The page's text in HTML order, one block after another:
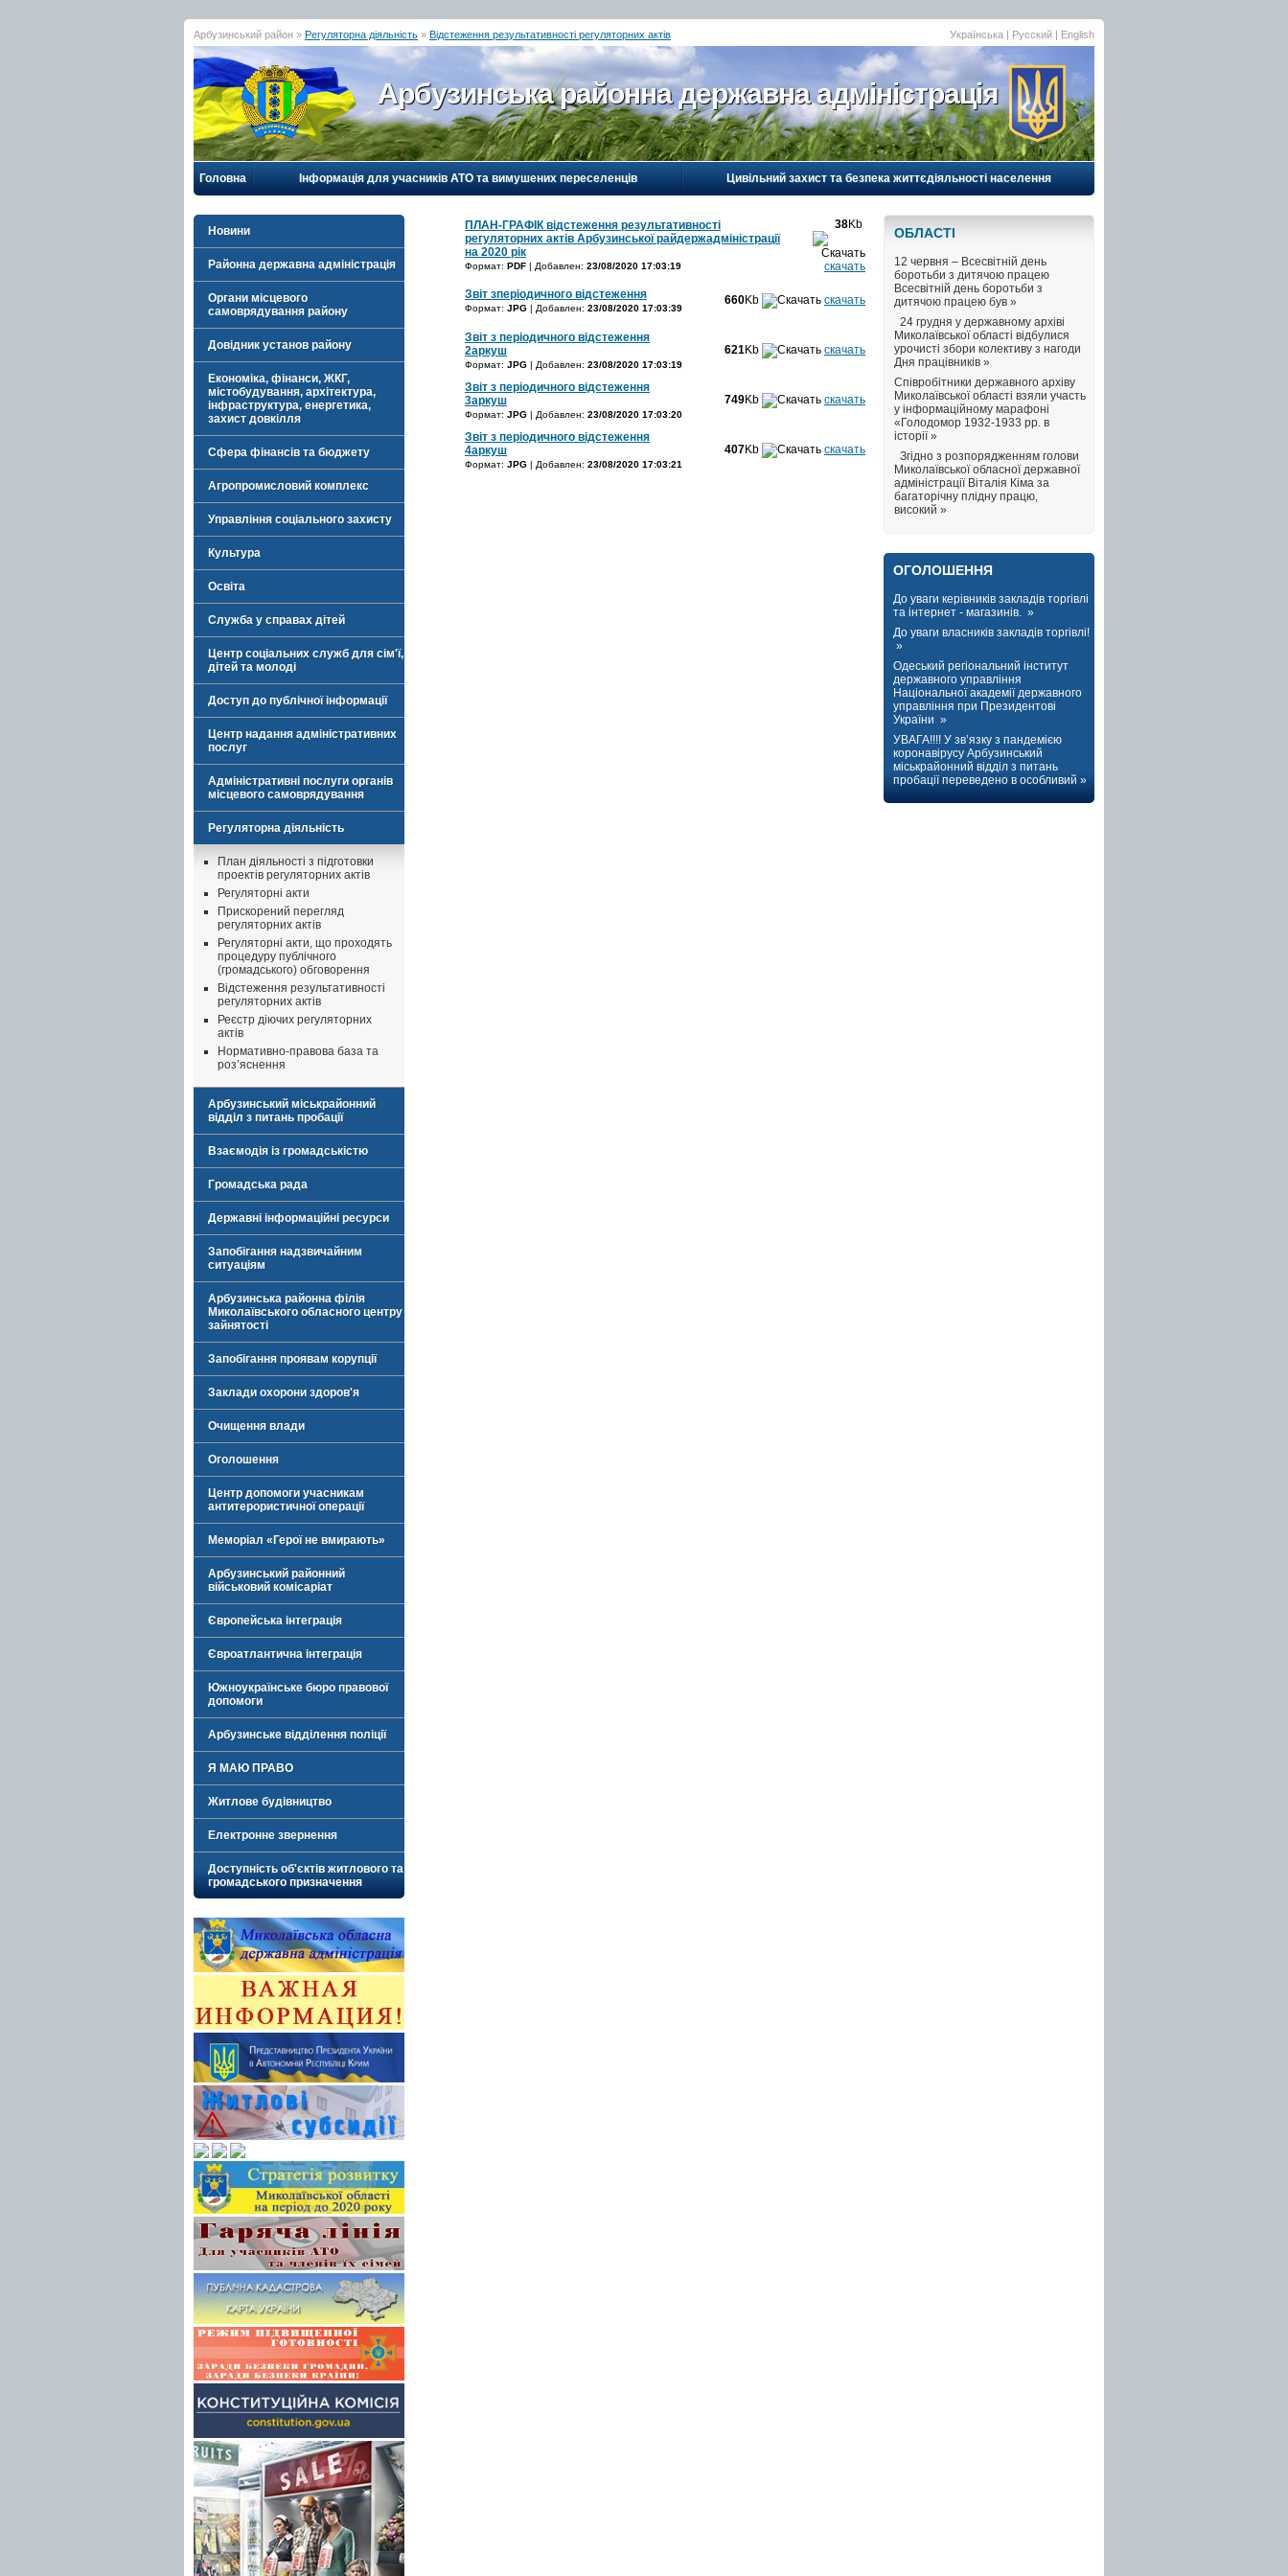
Арбузинський район » Регуляторна діяльність » Відстеження результативності регуляторних актів Українська | Русский | English
Арбузинська районна державна адміністрація
Головна Інформація для учасників АТО та вимушених переселенців Цивільний захист та безпека життєдіяльності населення
Новини
Районна державна адміністрація
Органи місцевого
самоврядування району
Довідник установ району
Економіка, фінанси, ЖКГ,
містобудування, архітектура,
інфраструктура, енергетика,
захист довкілля
Сфера фінансів та бюджету
Агропромисловий комплекс
Управління соціального захисту
Культура
Освіта
Служба у справах дітей
Центр соціальних служб для сім'ї,
дітей та молоді
Доступ до публічної інформації
Центр надання адміністративних
послуг
Адміністративні послуги органів
місцевого самоврядування
Регуляторна діяльність
План діяльності з підготовки
проектів регуляторних актів
Регуляторні акти
Прискорений перегляд
регуляторних актів
Регуляторні акти, що проходять
процедуру публічного
(громадського) обговорення
Відстеження результативності
регуляторних актів
Реєстр діючих регуляторних
актів
Нормативно-правова база та
роз’яснення
Арбузинський міськрайонний
відділ з питань пробації
Взаємодія із громадськістю
Громадська рада
Державні інформаційні ресурси
Запобігання надзвичайним
ситуаціям
Арбузинська районна філія
Миколаївського обласного центру
зайнятості
Запобігання проявам корупції
Заклади охорони здоров'я
Очищення влади
Оголошення
Центр допомоги учасникам
антитерористичної операції
Меморіал «Герої не вмирають»
Арбузинський районний
військовий комісаріат
Європейська інтеграція
Євроатлантична інтеграція
Южноукраїнське бюро правової
допомоги
Арбузинське відділення поліції
Я МАЮ ПРАВО
Житлове будівництво
Електронне звернення
Доступність об'єктів житлового та
громадського призначення
ПЛАН-ГРАФІК відстеження результативності
регуляторних актів Арбузинської райдержадміністрації
на 2020 рік
Формат: PDF | Добавлен: 23/08/2020 17:03:19
38Kb
скачать
Звіт зперіодичного відстеження
Формат: JPG | Добавлен: 23/08/2020 17:03:39
660Kb скачать
Звіт з періодичного відстеження
2аркуш
Формат: JPG | Добавлен: 23/08/2020 17:03:19
621Kb скачать
Звіт з періодичного відстеження
3аркуш
Формат: JPG | Добавлен: 23/08/2020 17:03:20
749Kb скачать
Звіт з періодичного відстеження
4аркуш
Формат: JPG | Добавлен: 23/08/2020 17:03:21
407Kb скачать
ОБЛАСТI
12 червня – Всесвітній день
боротьби з дитячою працею
Всесвітній день боротьби з
дитячою працею був »
24 грудня у державному архіві
Миколаївської області відбулися
урочисті збори колективу з нагоди
Дня працівників »
Співробітники державного архіву
Миколаївської області взяли участь
у інформаційному марафоні
«Голодомор 1932-1933 рр. в
історії »
Згідно з розпорядженням голови
Миколаївської обласної державної
адміністрації Віталія Кіма за
багаторічну плідну працю,
високий »
ОГОЛОШЕННЯ
До уваги керівників закладів торгівлі
та інтернет - магазинів. »
До уваги власників закладів торгівлі!
»
Одеський регіональний інститут
державного управління
Національної академії державного
управління при Президентові
України »
УВАГА!!!! У зв’язку з пандемією
коронавірусу Арбузинський
міськрайонний відділ з питань
пробації переведено в особливий »